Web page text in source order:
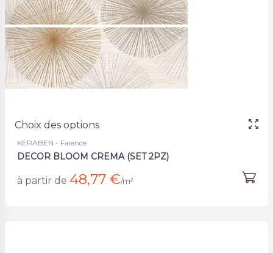
Choix des options
KERABEN - Faience
DECOR BLOOM CREMA (SET 2PZ)
à partir de 48,77 €/m²